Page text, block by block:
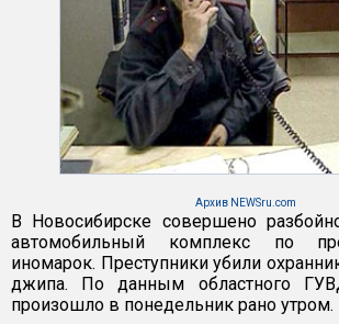
Архив NEWSru.com
В Новосибирске совершено
автомобильный комплекс по
иномарок. Преступники убили
джипа. По данным областного
произошло в понедельник рано утром.